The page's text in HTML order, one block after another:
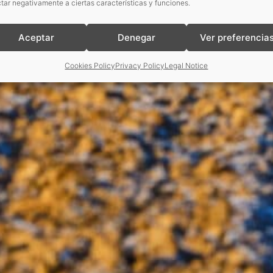
negativamente a ciertas características y funciones.
Aceptar Denegar Ver
Cookies PolicyPrivacy PolicyLegal Notice